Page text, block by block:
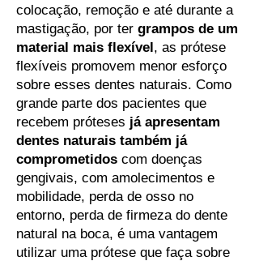
colocação, remoção e até durante a
mastigação, por ter grampos de um
material mais flexível, as prótese
flexíveis promovem menor esforço
sobre esses dentes naturais. Como
grande parte dos pacientes que
recebem próteses já apresentam
dentes naturais também já
comprometidos com doenças
gengivais, com amolecimentos e
mobilidade, perda de osso no
entorno, perda de firmeza do dente
natural na boca, é uma vantagem
utilizar uma prótese que faça sobre